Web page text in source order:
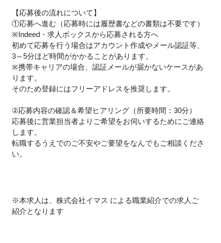
【応募後の流れについて】
①応募へ進む（応募時には履歴書などの書類は不要です）
※Indeed・求人ボックスから応募される方へ
初めて応募を行う場合はアカウント作成やメール認証等、
3～5分ほど時間がかかることがあります。
※携帯キャリアの場合、認証メールが届かないケースがあ
ります。
そのため登録にはフリーアドレスを推奨します。
②応募内容の確認＆希望ヒアリング（所要時間：30分）
応募後に営業担当者よりご希望をお伺いするためにご連絡
します。
転職するうえでのご不安やご要望をなんでもご相談くださ
い。
※本求人は、株式会社イマス による職業紹介での求人ご
紹介となります